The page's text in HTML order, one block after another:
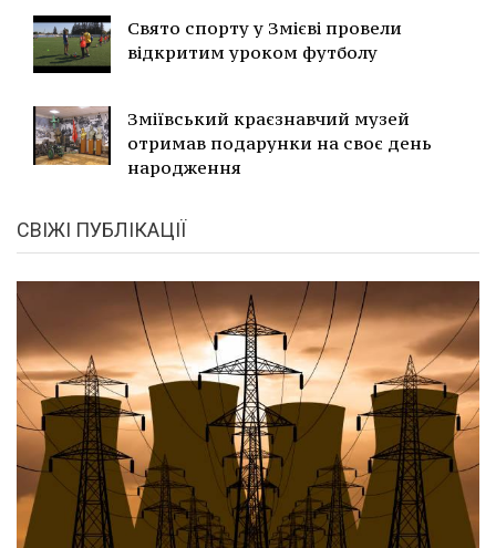
Свято спорту у Змієві провели
відкритим уроком футболу
Зміївський краєзнавчий музей
отримав подарунки на своє день
народження
СВІЖІ ПУБЛІКАЦІЇ